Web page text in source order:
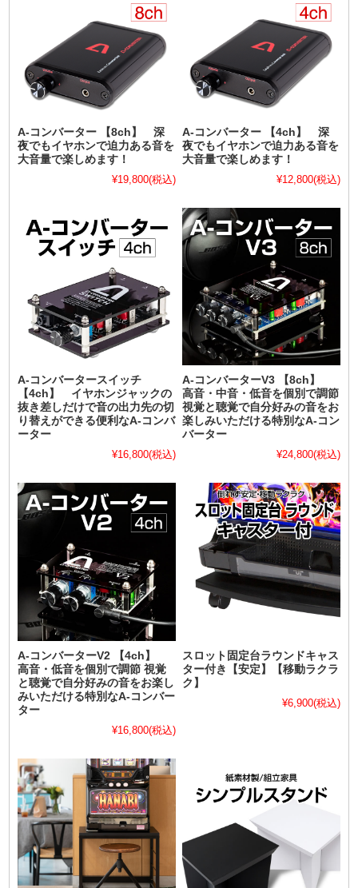
A-コンバーター 【8ch】 深
夜でもイヤホンで迫力ある音を
大音量で楽しめます！
¥19,800(税込)
A-コンバーター 【4ch】 深
夜でもイヤホンで迫力ある音を
大音量で楽しめます！
¥12,800(税込)
A-コンバータースイッチ
【4ch】 イヤホンジャックの
抜き差しだけで音の出力先の切
り替えができる便利なA-コンバ
ーター
¥16,800(税込)
A-コンバーターV3 【8ch】
高音・中音・低音を個別で調節
視覚と聴覚で自分好みの音をお
楽しみいただける特別なA-コン
バーター
¥24,800(税込)
A-コンバーターV2 【4ch】
高音・低音を個別で調節 視覚
と聴覚で自分好みの音をお楽し
みいただける特別なA-コンバー
ター
¥16,800(税込)
スロット固定台ラウンドキャス
ター付き【安定】【移動ラクラ
ク】
¥6,900(税込)